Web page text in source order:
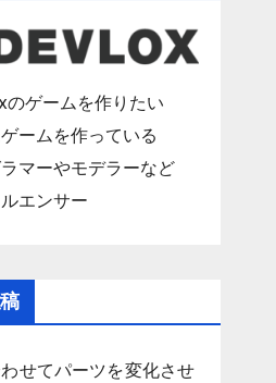
のゲームを作りたい
ゲームを作っている
ラマーやモデラーなど
エンサー
せてパーツを変化させ